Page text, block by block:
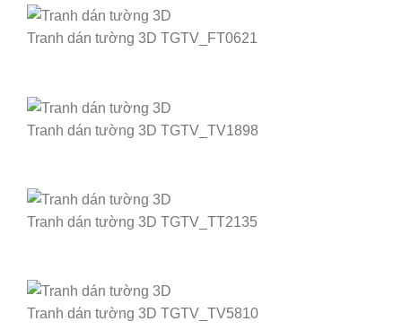
Tranh dán tường 3D TGTV_FT0621
Tranh dán tường 3D TGTV_TV1898
Tranh dán tường 3D TGTV_TT2135
Tranh dán tường 3D TGTV_TV5810